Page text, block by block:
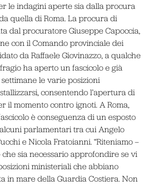
le indagini aperte sia dalla procura
quella di Roma. La procura di
dal procuratore Giuseppe Capoccia,
con il Comando provinciale dei
da Raffaele Giovinazzo, a qualche
ha aperto un fascicolo e già
le varie posizioni
consentendo l’apertura di
il momento contro ignoti. A Roma,
è conseguenza di un esposto
parlamentari tra cui Angelo
e Nicola Fratoianni. “Riteniamo –
sia necessario approfondire se vi
ministeriali che abbiano
in mare della Guardia Costiera. Non